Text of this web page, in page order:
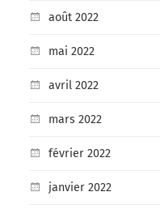
août 2022
mai 2022
avril 2022
mars 2022
février 2022
janvier 2022